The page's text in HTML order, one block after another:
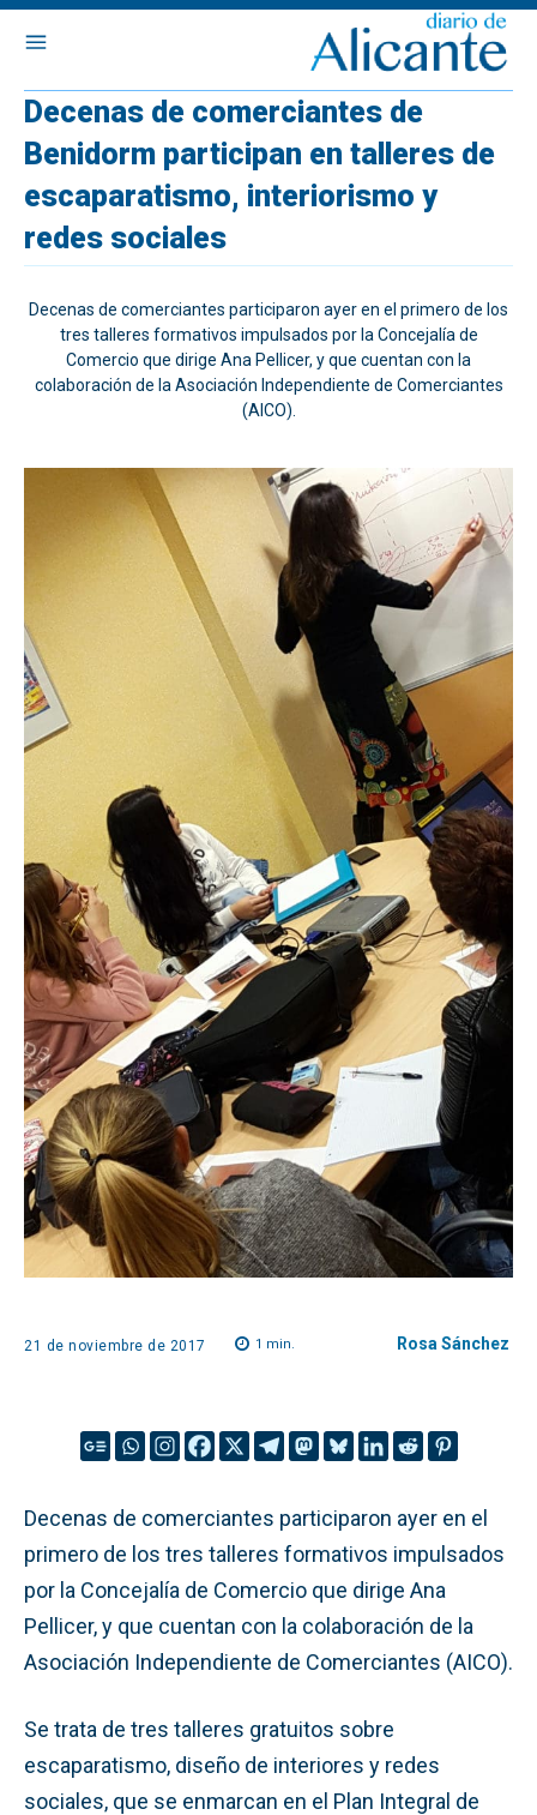
Decenas de comerciantes de
Benidorm participan en talleres de
escaparatismo, interiorismo y
redes sociales
Decenas de comerciantes participaron ayer en el primero de los
tres talleres formativos impulsados por la Concejalía de
Comercio que dirige Ana Pellicer, y que cuentan con la
colaboración de la Asociación Independiente de Comerciantes
(AICO).
21 de noviembre de 2017 1 min. Rosa Sánchez
Decenas de comerciantes participaron ayer en el
primero de los tres talleres formativos impulsados
por la Concejalía de Comercio que dirige Ana
Pellicer, y que cuentan con la colaboración de la
Asociación Independiente de Comerciantes (AICO).
Se trata de tres talleres gratuitos sobre
escaparatismo, diseño de interiores y redes
sociales, que se enmarcan en el Plan Integral de